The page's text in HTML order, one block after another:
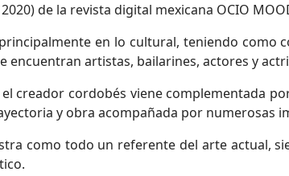
de la revista digital mexicana OCIO
en lo cultural, teniendo
encuentran artistas, bailarines, actores y
creador cordobés viene complementada
y obra acompañada por numerosas
como todo un referente del arte actual,